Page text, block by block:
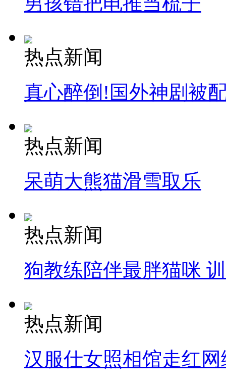
热点新闻
真心醉倒!国外神剧被
热点新闻
呆萌大熊猫滑雪取乐
热点新闻
狗教练陪伴最胖猫咪
热点新闻
汉服仕女照相馆走红网